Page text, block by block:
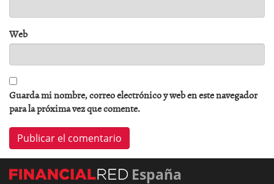
Web
Guarda mi nombre, correo electrónico y web en este navegador
para la próxima vez que comente.
España